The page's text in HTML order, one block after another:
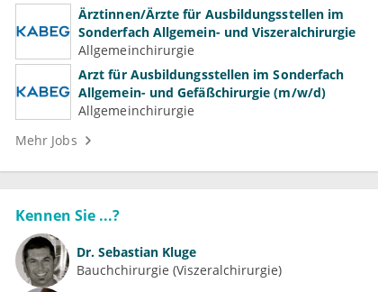
Ärztinnen/Ärzte für Ausbildungsstellen im
Sonderfach Allgemein- und Viszeralchirurgie
Allgemeinchirurgie
Arzt für Ausbildungsstellen im Sonderfach
Allgemein- und Gefäßchirurgie (m/w/d)
Allgemeinchirurgie
Mehr Jobs
Kennen Sie ...?
Dr. Sebastian Kluge
Bauchchirurgie (Viszeralchirurgie)